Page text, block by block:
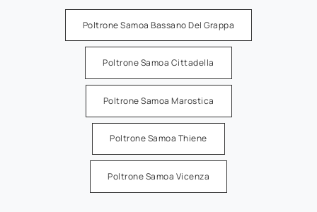
Poltrone Samoa Bassano Del Grappa
Poltrone Samoa Cittadella
Poltrone Samoa Marostica
Poltrone Samoa Thiene
Poltrone Samoa Vicenza